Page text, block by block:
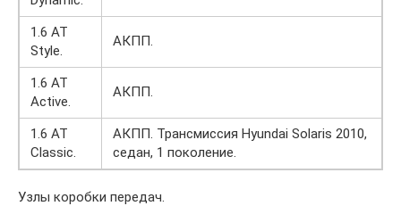
1.6 AT
Style.
АКПП.
1.6 AT
Active.
АКПП.
1.6 AT
Classic.
АКПП. Трансмиссия Hyundai Solaris 2010,
седан, 1 поколение.
Узлы коробки передач.